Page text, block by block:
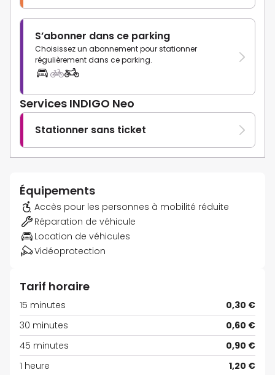
S’abonner dans ce parking
Choisissez un abonnement pour stationner
régulièrement dans ce parking.
Services INDIGO Neo
Stationner sans ticket
Équipements
Accès pour les personnes à mobilité réduite
Réparation de véhicule
Location de véhicules
Vidéoprotection
Tarif horaire
15 minutes
0,30 €
30 minutes
0,60 €
45 minutes
0,90 €
1 heure
1,20 €